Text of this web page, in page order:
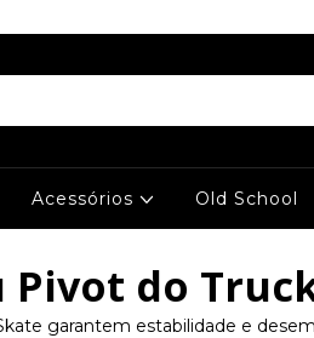
Acessórios Old School
Pivot do
garantem estabilidade e